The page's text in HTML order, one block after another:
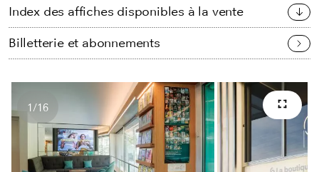
Index des affiches disponibles à la vente
Billetterie et abonnements
Nombres d'images
1/16 Plein